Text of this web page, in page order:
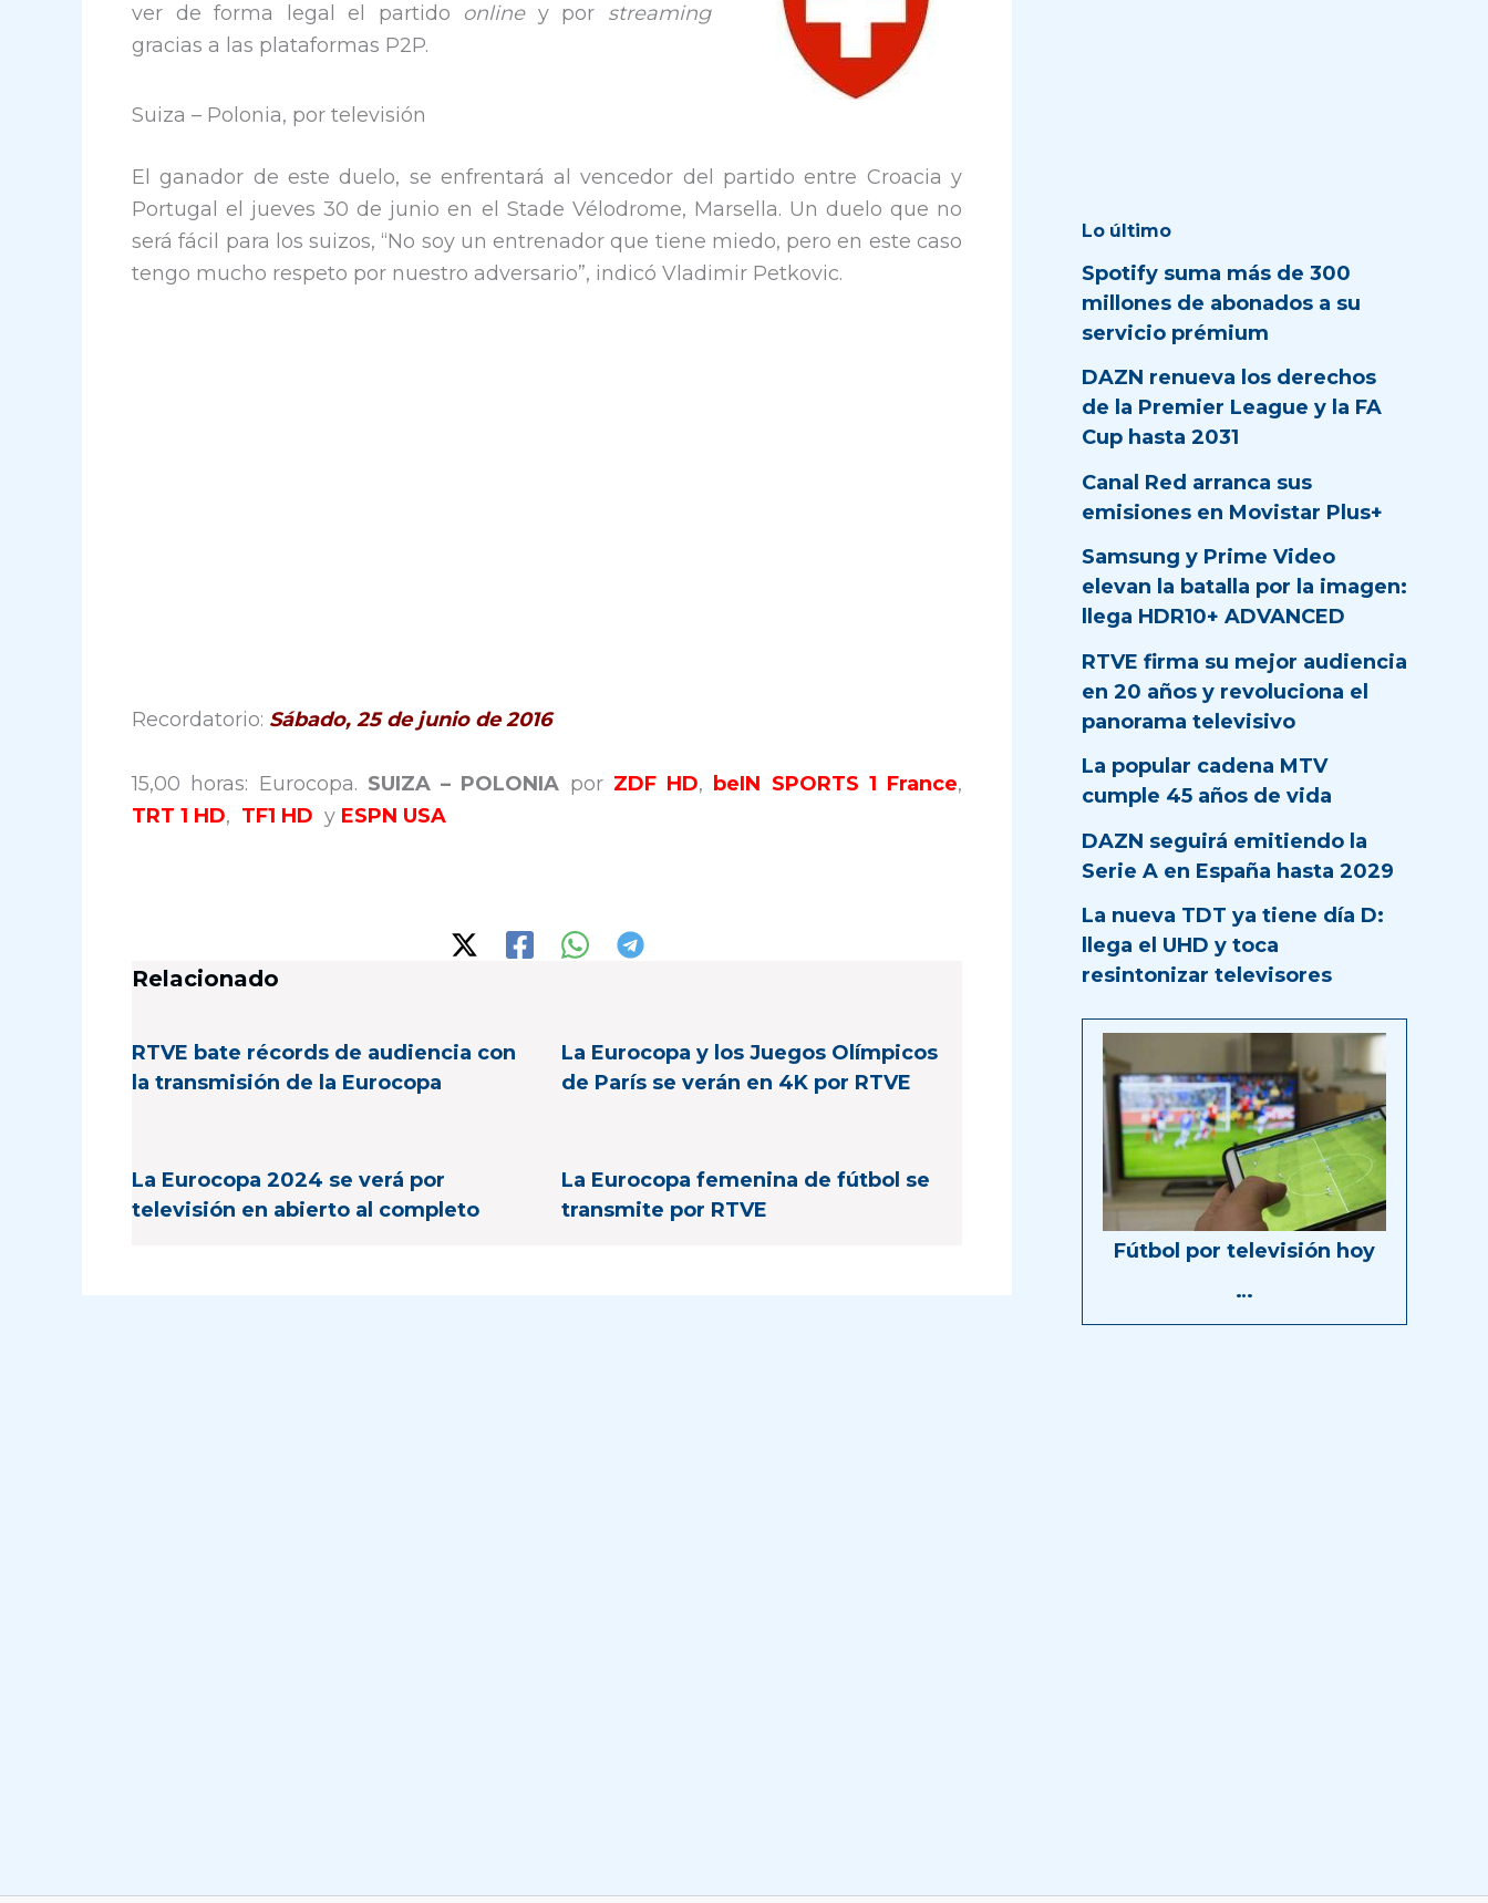
ver de forma legal el partido online y por streaming
gracias a las plataformas P2P.
Suiza – Polonia, por televisión
El ganador de este duelo, se enfrentará al vencedor del partido entre Croacia y
Portugal el jueves 30 de junio en el Stade Vélodrome, Marsella. Un duelo que no
será fácil para los suizos, “No soy un entrenador que tiene miedo, pero en este caso
tengo mucho respeto por nuestro adversario”, indicó Vladimir Petkovic.
Recordatorio: Sábado, 25 de junio de 2016
15,00 horas: Eurocopa. SUIZA – POLONIA por ZDF HD, beIN SPORTS 1 France,
TRT 1 HD, TF1 HD y ESPN USA
Relacionado
RTVE bate récords de audiencia con
la transmisión de la Eurocopa
La Eurocopa y los Juegos Olímpicos
de París se verán en 4K por RTVE
La Eurocopa 2024 se verá por
televisión en abierto al completo
La Eurocopa femenina de fútbol se
transmite por RTVE
Lo último
Spotify suma más de 300
millones de abonados a su
servicio prémium
DAZN renueva los derechos
de la Premier League y la FA
Cup hasta 2031
Canal Red arranca sus
emisiones en Movistar Plus+
Samsung y Prime Video
elevan la batalla por la imagen:
llega HDR10+ ADVANCED
RTVE firma su mejor audiencia
en 20 años y revoluciona el
panorama televisivo
La popular cadena MTV
cumple 45 años de vida
DAZN seguirá emitiendo la
Serie A en España hasta 2029
La nueva TDT ya tiene día D:
llega el UHD y toca
resintonizar televisores
Fútbol por televisión hoy
…